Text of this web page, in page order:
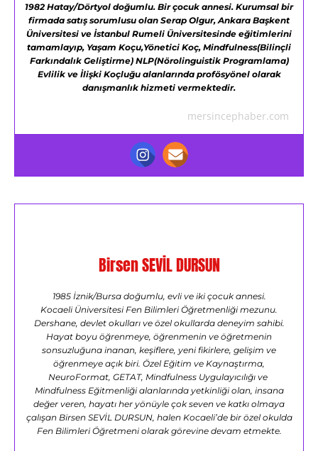
1982 Hatay/Dörtyol doğumlu. Bir çocuk annesi. Kurumsal bir
firmada satış sorumlusu olan Serap Olgur, Ankara Başkent
Üniversitesi ve İstanbul Rumeli Üniversitesinde eğitimlerini
tamamlayıp, Yaşam Koçu,Yönetici Koç, Mindfulness(Bilinçli
Farkındalık Geliştirme) NLP(Nörolinguistik Programlama)
Evlilik ve İlişki Koçluğu alanlarında profösyönel olarak
danışmanlık hizmeti vermektedir.
mersincephaber.com
Birsen SEVİL DURSUN
1985 İznik/Bursa doğumlu, evli ve iki çocuk annesi.
Kocaeli Üniversitesi Fen Bilimleri Öğretmenliği mezunu.
Dershane, devlet okulları ve özel okullarda deneyim sahibi.
Hayat boyu öğrenmeye, öğrenmenin ve öğretmenin
sonsuzluğuna inanan, keşiflere, yeni fikirlere, gelişim ve
öğrenmeye açık biri. Özel Eğitim ve Kaynaştırma,
NeuroFormat, GETAT, Mindfulness Uygulayıcılığı ve
Mindfulness Eğitmenliği alanlarında yetkinliği olan, insana
değer veren, hayatı her yönüyle çok seven ve katkı olmaya
çalışan Birsen SEVİL DURSUN, halen Kocaeli’de bir özel okulda
Fen Bilimleri Öğretmeni olarak görevine devam etmekte.